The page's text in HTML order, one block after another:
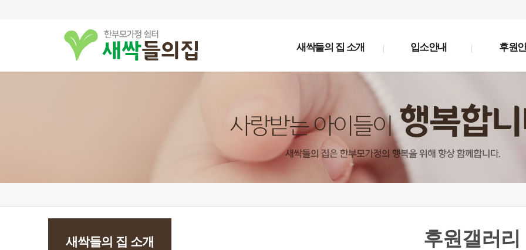
새싹들의 집 소개 입소안내 후원
새싹들의 집 소개 후원갤러리